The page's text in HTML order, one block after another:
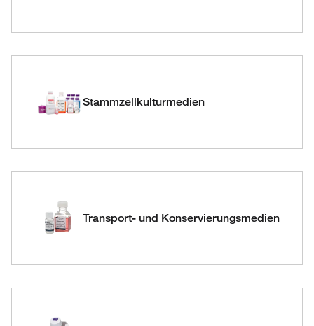
Stammzellkulturmedien
Transport- und Konservierungsmedien